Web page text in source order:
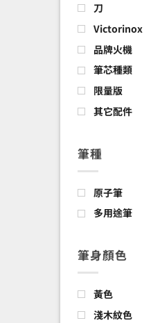
刀
Victorinox
品牌火機
筆芯種類
限量版
其它配件
筆種
原子筆
多用途筆
筆身顏色
黃色
淺木紋色